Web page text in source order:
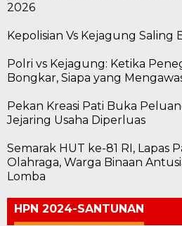
2026
Kepolisian Vs Kejagung Saling
Polri vs Kejagung: Ketika
Bongkar, Siapa yang
Pekan Kreasi Pati Buka
Jejaring Usaha Diperluas
Semarak HUT ke-81 RI, Lapas
Olahraga, Warga Binaan
Lomba
HPN 2024-SANTUNAN